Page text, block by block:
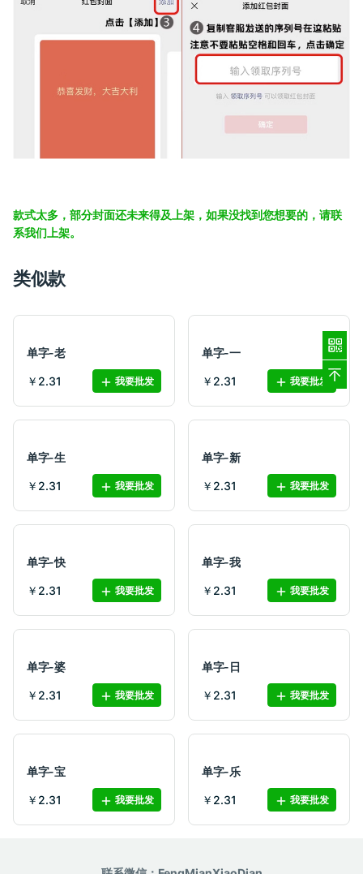
款式太多，部分封面还未来得及上架，如果没找到您想要的，请联
系我们上架。
类似款
单字-老
￥2.31 我要批发
单字-一
￥2.31 我要批发
单字-生
￥2.31 我要批发
单字-新
￥2.31 我要批发
单字-快
￥2.31 我要批发
单字-我
￥2.31 我要批发
单字-婆
￥2.31 我要批发
单字-日
￥2.31 我要批发
单字-宝
￥2.31 我要批发
单字-乐
￥2.31 我要批发